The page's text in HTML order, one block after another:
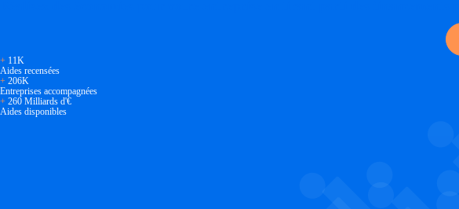
+ 11K
Aides recensées
+ 206K
Entreprises accompagnées
+ 260 Milliards d'€
Aides disponibles